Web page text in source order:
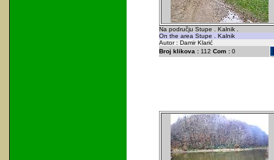
Na području Stupe . Kalnik .
On the area Stupe . Kalnik
Autor : Damir Klarić
Broj klikova :112 Com :0